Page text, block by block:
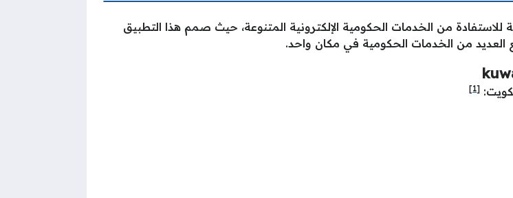
من الخدمات الحكومية الإلكترونية المتنوعة، حيث صمم هذا التطبيق
العديد من الخدمات الحكومية في مكان واحد.
[1]